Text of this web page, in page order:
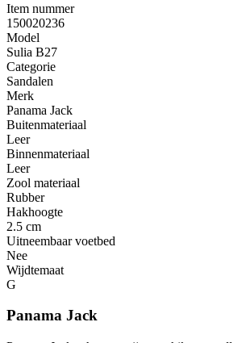
Item nummer
150020236
Model
Sulia B27
Categorie
Sandalen
Merk
Panama Jack
Buitenmateriaal
Leer
Binnenmateriaal
Leer
Zool materiaal
Rubber
Hakhoogte
2.5 cm
Uitneembaar voetbed
Nee
Wijdtemaat
G
Panama Jack